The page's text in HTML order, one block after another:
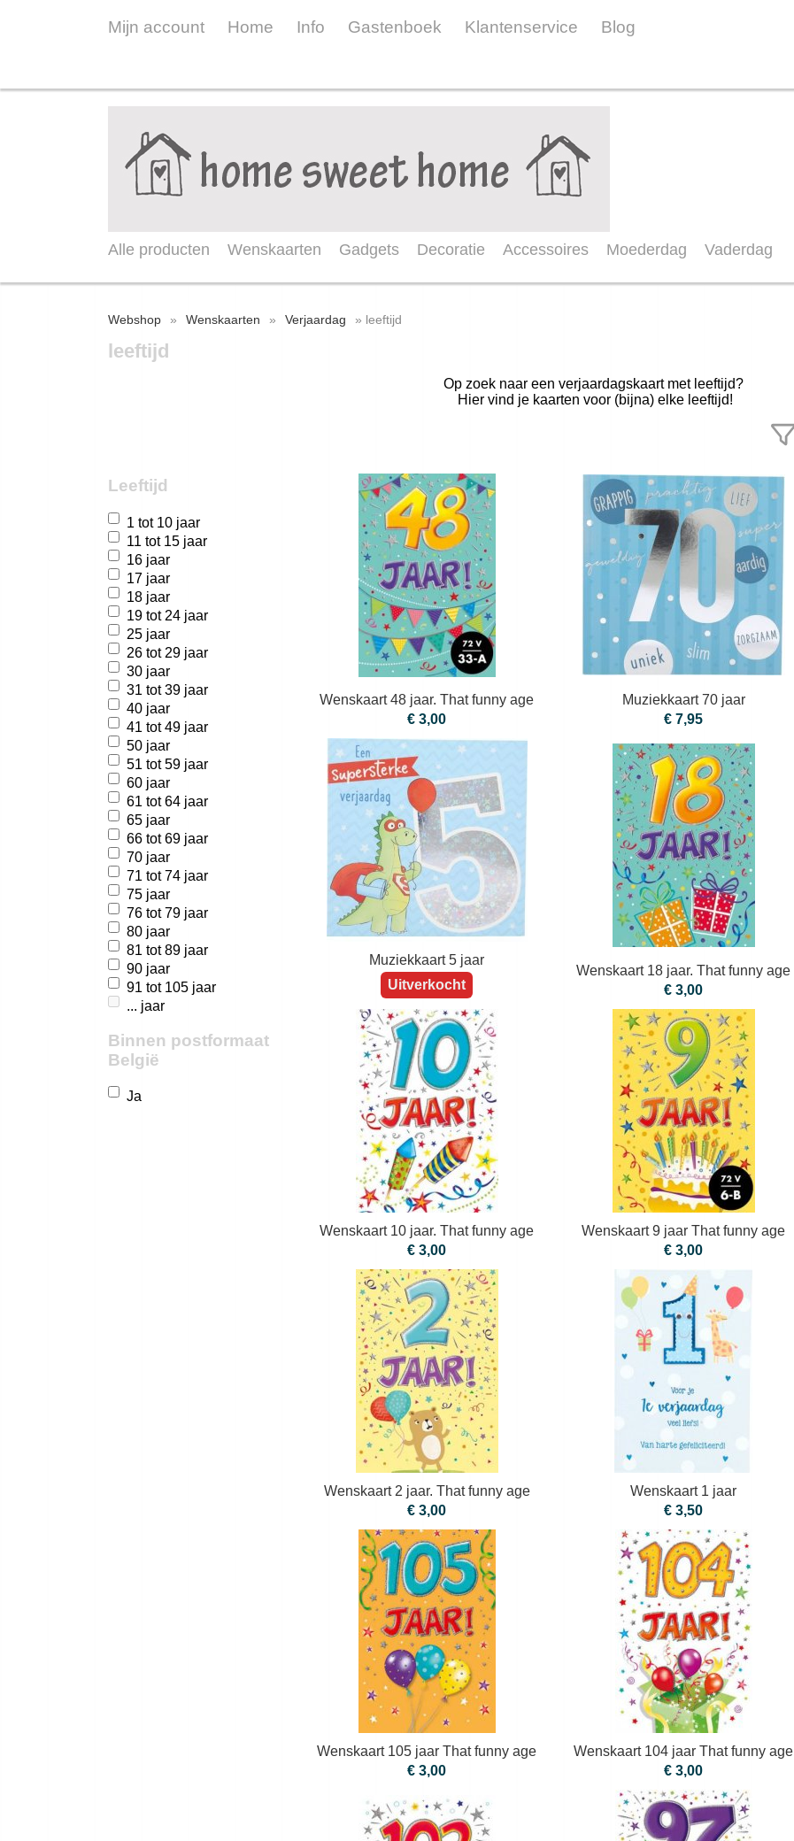
Mijn account Home Info Gastenboek Klantenservice
Blog
Alle producten Wenskaarten Gadgets Decoratie Accessoires Moederdag Vaderdag
Webshop » Wenskaarten » Verjaardag » leeftijd
leeftijd
Op zoek naar een verjaardagskaart met leeftijd?
Hier vind je kaarten voor (bijna) elke leeftijd!
Leeftijd
1 tot 10 jaar
11 tot 15 jaar
16 jaar
17 jaar
18 jaar
19 tot 24 jaar
25 jaar
26 tot 29 jaar
30 jaar
31 tot 39 jaar
40 jaar
41 tot 49 jaar
50 jaar
51 tot 59 jaar
60 jaar
61 tot 64 jaar
65 jaar
66 tot 69 jaar
70 jaar
71 tot 74 jaar
75 jaar
76 tot 79 jaar
80 jaar
81 tot 89 jaar
90 jaar
91 tot 105 jaar
... jaar
Binnen postformaat
België
Ja
Wenskaart 48 jaar. That funny age
€ 3,00
Muziekkaart 70 jaar
€ 7,95
Muziekkaart 5 jaar
Uitverkocht
Wenskaart 18 jaar. That funny age
€ 3,00
Wenskaart 10 jaar. That funny age
€ 3,00
Wenskaart 9 jaar That funny age
€ 3,00
Wenskaart 2 jaar. That funny age
€ 3,00
Wenskaart 1 jaar
€ 3,50
Wenskaart 105 jaar That funny age
€ 3,00
Wenskaart 104 jaar That funny age
€ 3,00